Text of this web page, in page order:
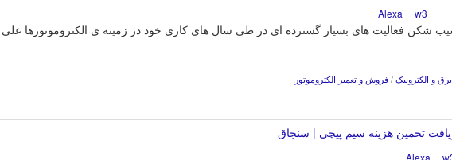
w3
فعالیت های بسیار گسترده ای در طی سال های کاری خود در زمینه ی الکتروموتورها علی
و الکترونیک / فروش و تعمیر الکتروموتور
تخمین هزینه سیم پیچی | سنجاق